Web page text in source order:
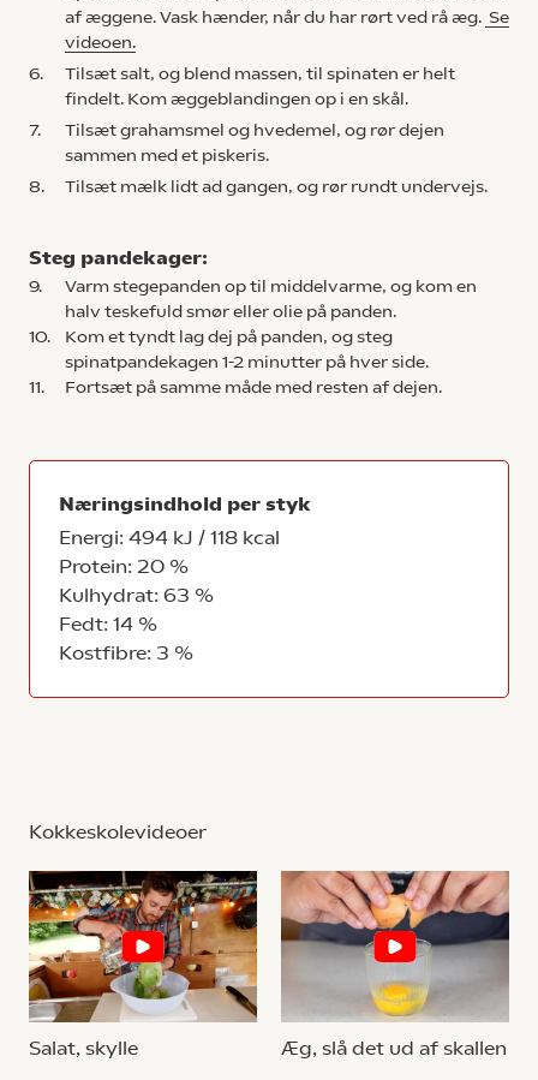
af æggene. Vask hænder, når du har rørt ved rå æg. Se
videoen.
6.
Tilsæt salt, og blend massen, til spinaten er helt
findelt. Kom æggeblandingen op i en skål.
7.
Tilsæt grahamsmel og hvedemel, og rør dejen
sammen med et piskeris.
8.
Tilsæt mælk lidt ad gangen, og rør rundt undervejs.
Steg pandekager:
9.
Varm stegepanden op til middelvarme, og kom en
halv teskefuld smør eller olie på panden.
10.
Kom et tyndt lag dej på panden, og steg
spinatpandekagen 1-2 minutter på hver side.
11.
Fortsæt på samme måde med resten af dejen.
Næringsindhold per styk
Energi: 494 kJ / 118 kcal
Protein: 20 %
Kulhydrat: 63 %
Fedt: 14 %
Kostfibre: 3 %
Kokkeskolevideoer
Salat, skylle Æg, slå det ud af skallen